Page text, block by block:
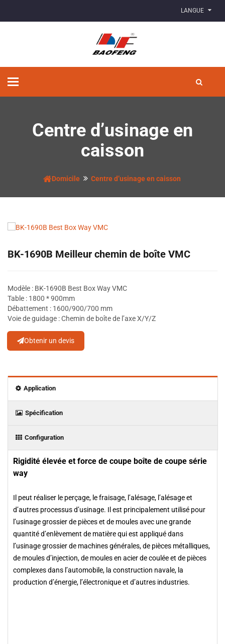
LANGUE
Basculer
Centre d’usinage en
caisson
Domicile Centre d’usinage en caisson
BK-1690B Meilleur chemin de boîte VMC
Modèle : BK-1690B Best Box Way VMC
Table : 1800 * 900mm
Débattement : 1600/900/700 mm
Voie de guidage : Chemin de boîte de l’axe X/Y/Z
Obtenir un devis
Application
Spécification
Configuration
Rigidité élevée et force de coupe boîte de coupe série
way
Il peut réaliser le perçage, le fraisage, l’alésage, l’alésage et
d’autres processus d’usinage. Il est principalement utilisé pour
l’usinage grossier de pièces et de moules avec une grande
quantité d’enlèvement de matière qui est appliqué dans
l’usinage grossier de machines générales, de pièces métalliques,
de moules d’injection, de moules en acier de coulée et de pièces
complexes dans l’automobile, la construction navale, la
production d’énergie, l’électronique et d’autres industries.